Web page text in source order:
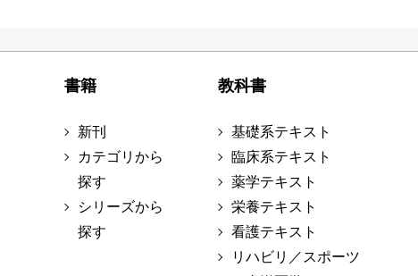
書籍
新刊
カテゴリから
探す
シリーズから
探す
教科書
基礎系テキスト
臨床系テキスト
薬学テキスト
栄養テキスト
看護テキスト
リハビリ／スポーツ